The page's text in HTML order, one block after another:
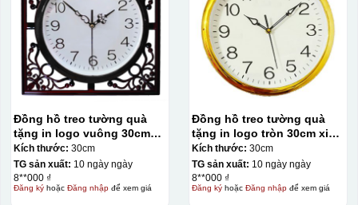
Đồng hồ treo tường quà
tặng in logo vuông 30cm
gỗ số in KQ-DH10
Kích thước: 30cm
TG sản xuất: 10 ngày ngày
8**000 ₫
Đăng kýhoặc Đăng nhậpđể xem giá
Đồng hồ treo tường quà
tặng in logo tròn 30cm xi
vàng số in KQ-DH09
Kích thước: 30cm
TG sản xuất: 10 ngày ngày
8**000 ₫
Đăng kýhoặc Đăng nhậpđể xem giá